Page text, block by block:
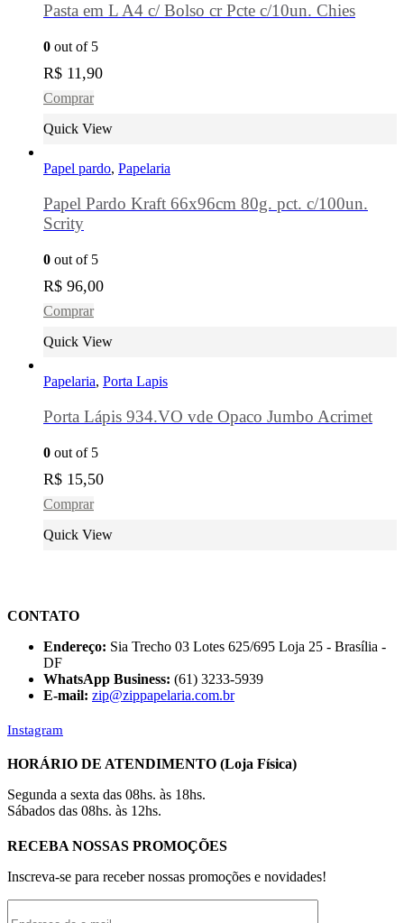
Pasta em L A4 c/ Bolso cr Pcte c/10un. Chies
0 out of 5
R$ 11,90
Comprar
Quick View
Papel pardo, Papelaria
Papel Pardo Kraft 66x96cm 80g. pct. c/100un.
Scrity
0 out of 5
R$ 96,00
Comprar
Quick View
Papelaria, Porta Lapis
Porta Lápis 934.VO vde Opaco Jumbo Acrimet
0 out of 5
R$ 15,50
Comprar
Quick View
CONTATO
Endereço: Sia Trecho 03 Lotes 625/695 Loja 25 - Brasília -
DF
WhatsApp Business: (61) 3233-5939
E-mail: zip@zippapelaria.com.br
Instagram
HORÁRIO DE ATENDIMENTO (Loja Física)
Segunda a sexta das 08hs. às 18hs.
Sábados das 08hs. às 12hs.
RECEBA NOSSAS PROMOÇÕES
Inscreva-se para receber nossas promoções e novidades!